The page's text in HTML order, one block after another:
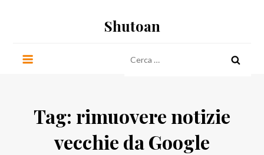
Shutoan
per:
Tag: rimuovere notizie
vecchie da Google